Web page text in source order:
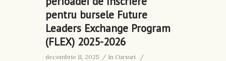
pentru bursele Future
Leaders Exchange Program
(FLEX) 2025-2026
decembrie 11, 2025 / în Cursuri /